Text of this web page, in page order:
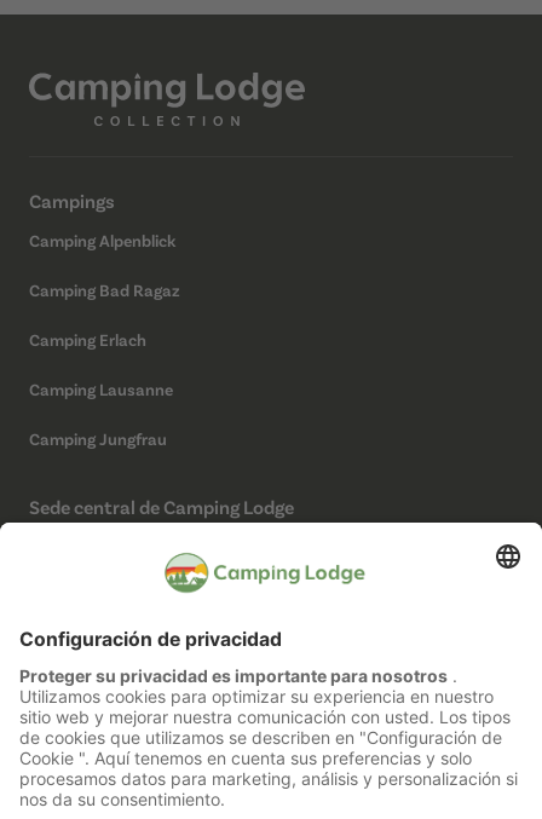
Campings
Camping Alpenblick
Camping Bad Ragaz
Camping Erlach
Camping Lausanne
Camping Jungfrau
Sede central de Camping Lodge
(No es un camping)
Redes sociales